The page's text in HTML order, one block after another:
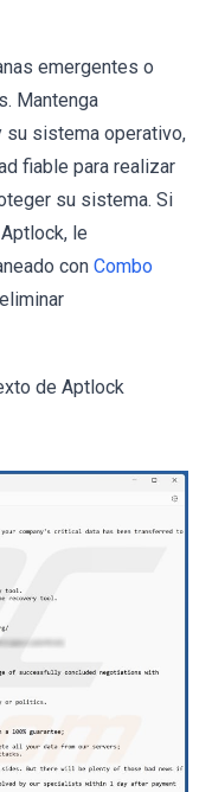
emergentes o
Mantenga
sistema operativo,
fiable para realizar
su sistema. Si
le
con Combo
de Aptlock